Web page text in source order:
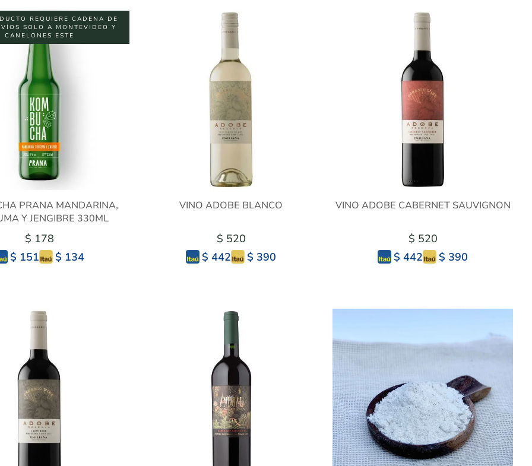
REQUIERE CADENA DE
SOLO A MONTEVIDEO Y
CANELONES ESTE
PRANA MANDARINA,
Y JENGIBRE 330ML
$ 178
$ 151
$ 134
VINO ADOBE BLANCO
$ 520
$ 442
$ 390
VINO ADOBE CABERNET SAUVIGNON
$ 520
$ 442
$ 390